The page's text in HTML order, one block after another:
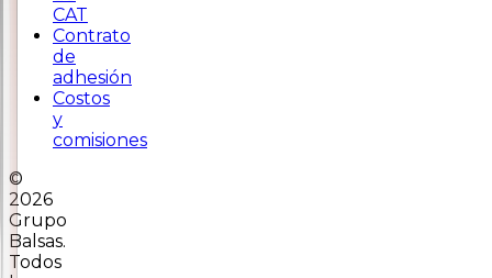
CAT
Contrato
de
adhesión
Costos
y
comisiones
©
2026
Grupo
Balsas.
Todos